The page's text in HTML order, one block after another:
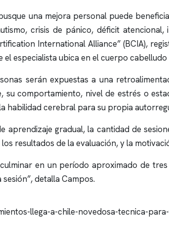
una mejora personal puede
crisis de pánico, déficit atencional,
International Alliance” (BCIA),
el especialista ubica en el cuerpo
serán expuestas a una
su comportamiento, nivel de estrés o
habilidad cerebral para su propia
aprendizaje gradual, la cantidad de
resultados de la evaluación, y la
en un período aproximado de
detalla Campos.